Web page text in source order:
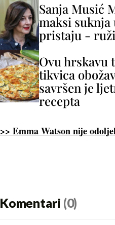
Sanja Musić
maksi suknja
pristaju -
Ovu hrskavu
tikvica
savršen je
recepta
>> Emma Watson nije
Komentari (0)